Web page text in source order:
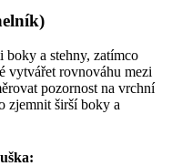
boky a stehny, zatímco
vytvářet rovnováhu mezi
pozornost na vrchní
zjemnit širší boky a